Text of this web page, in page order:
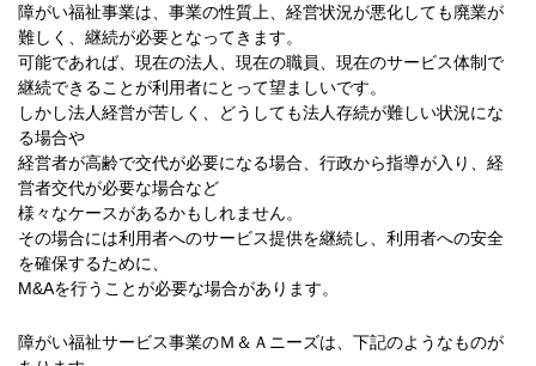
障がい福祉事業は、事業の性質上、経営状況が悪化しても廃業が
難しく、継続が必要となってきます。
可能であれば、現在の法人、現在の職員、現在のサービス体制で
継続できることが利用者にとって望ましいです。
しかし法人経営が苦しく、どうしても法人存続が難しい状況にな
る場合や
経営者が高齢で交代が必要になる場合、行政から指導が入り、経
営者交代が必要な場合など
様々なケースがあるかもしれません。
その場合には利用者へのサービス提供を継続し、利用者への安全
を確保するために、
M&Aを行うことが必要な場合があります。
障がい福祉サービス事業のＭ＆Ａニーズは、下記のようなものが